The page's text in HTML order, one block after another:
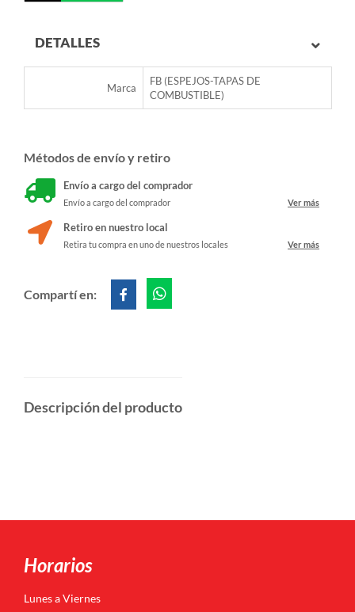
DETALLES
Marca
FB (ESPEJOS-TAPAS DE
COMBUSTIBLE)
Métodos de envío y retiro
Envío a cargo del comprador
Envío a cargo del comprador Ver más
Retiro en nuestro local
Retira tu compra en uno de nuestros locales Ver más
Compartí en:
Descripción del producto
Horarios
Lunes a Viernes